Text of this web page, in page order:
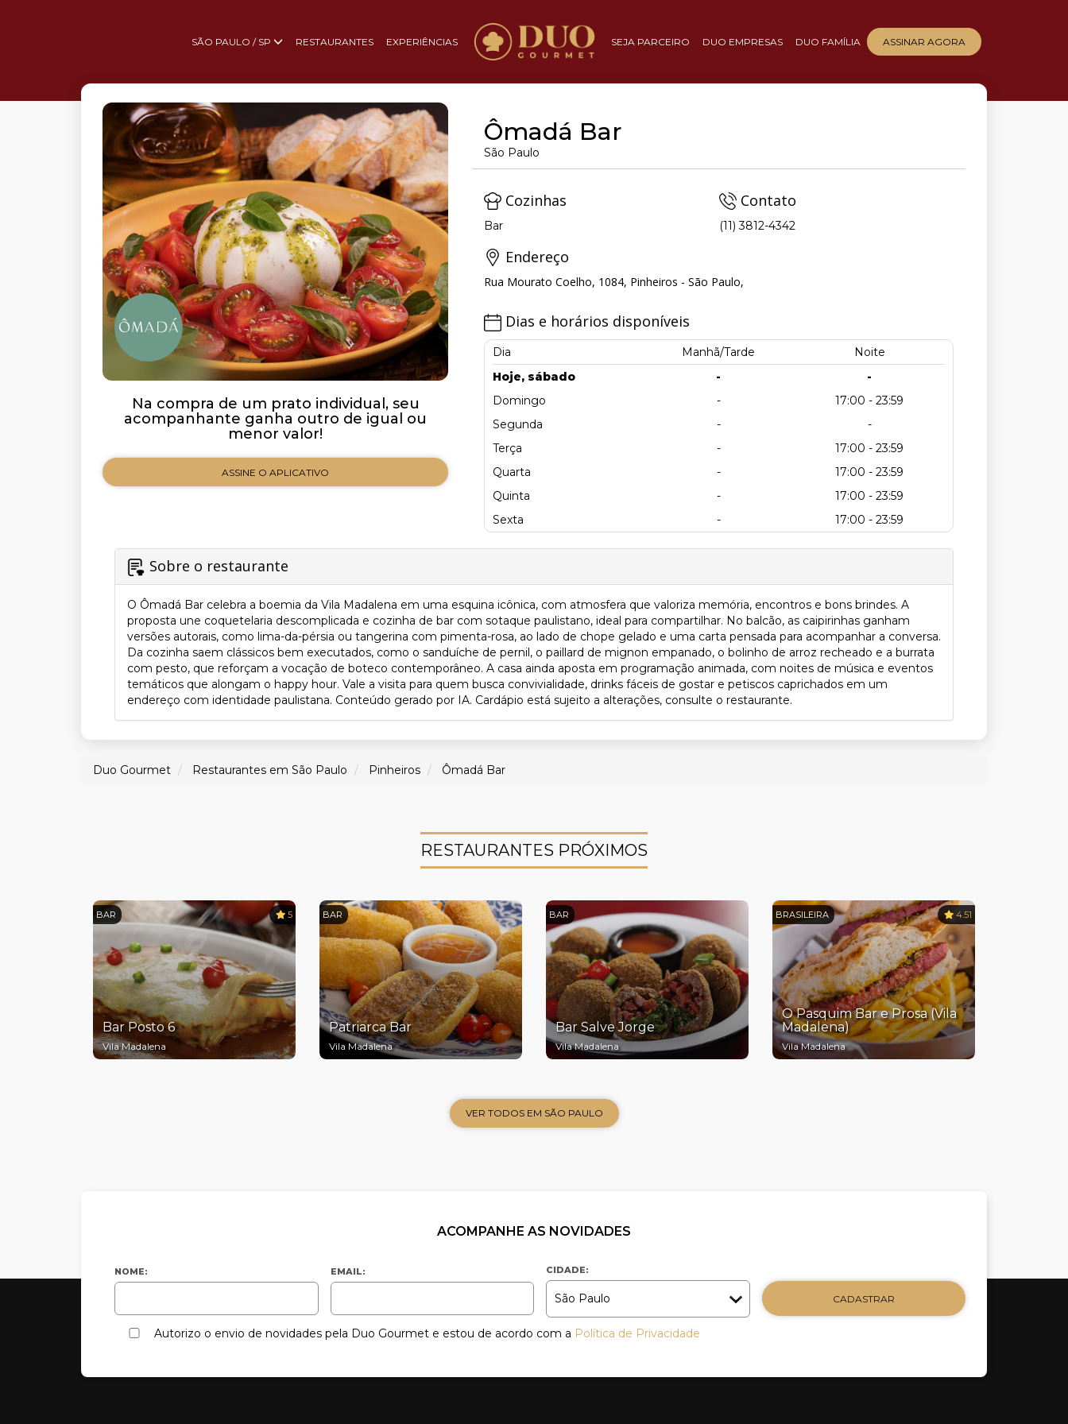
SÃO PAULO / SP RESTAURANTES EXPERIÊNCIAS SEJA PARCEIRO DUO EMPRESAS DUO FAMÍLIA ASSINAR AGORA
Na compra de um prato individual, seu
acompanhante ganha outro de igual ou
menor valor!
ASSINE O APLICATIVO
Ômadá Bar
São Paulo
Cozinhas
Bar
Contato
(11) 3812-4342
Endereço
Rua Mourato Coelho, 1084, Pinheiros - São Paulo,
Dias e horários disponíveis
Dia Manhã/Tarde
Noite
Hoje, sábado
-
-
Domingo
-
17:00 - 23:59
Segunda
-
-
Terça
-
17:00 - 23:59
Quarta
-
17:00 - 23:59
Quinta
-
17:00 - 23:59
Sexta
- 17:00 - 23:59
Sobre o restaurante
O Ômadá Bar celebra a boemia da Vila Madalena em uma esquina icônica, com atmosfera que valoriza memória, encontros e bons brindes. A
proposta une coquetelaria descomplicada e cozinha de bar com sotaque paulistano, ideal para compartilhar. No balcão, as caipirinhas ganham
versões autorais, como lima-da-pérsia ou tangerina com pimenta-rosa, ao lado de chope gelado e uma carta pensada para acompanhar a conversa.
Da cozinha saem clássicos bem executados, como o sanduíche de pernil, o paillard de mignon empanado, o bolinho de arroz recheado e a burrata
com pesto, que reforçam a vocação de boteco contemporâneo. A casa ainda aposta em programação animada, com noites de música e eventos
temáticos que alongam o happy hour. Vale a visita para quem busca convivialidade, drinks fáceis de gostar e petiscos caprichados em um
endereço com identidade paulistana. Conteúdo gerado por IA. Cardápio está sujeito a alterações, consulte o restaurante.
Duo Gourmet Restaurantes em São Paulo Pinheiros Ômadá Bar
RESTAURANTES PRÓXIMOS
BAR 5
Bar Posto 6
Vila Madalena
BAR
Patriarca Bar
Vila Madalena
BAR
Bar Salve Jorge
Vila Madalena
BRASILEIRA 4.51
O Pasquim Bar e Prosa (Vila
Madalena)
Vila Madalena
VER TODOS EM SÃO PAULO
ACOMPANHE AS NOVIDADES
NOME: EMAIL: CIDADE:
CADASTRAR
Autorizo o envio de novidades pela Duo Gourmet e estou de acordo com a Política de Privacidade